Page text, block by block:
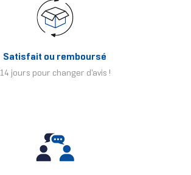
Satisfait ou remboursé
14 jours pour changer d'avis !